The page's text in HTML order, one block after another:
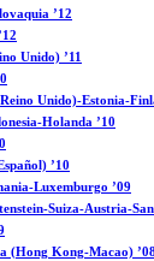
’12
Unido) ’11
Unido)-Estonia-
Holanda ’10
’10
Luxemburgo ’09
Suiza-Austria-
(Hong Kong-Macao)